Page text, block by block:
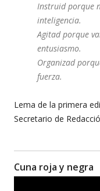
Instruid porque
inteligencia.
Agitad porque
entusiasmo.
Organizad
fuerza.
Lema de la primera
Secretario de
Cuna roja y negra